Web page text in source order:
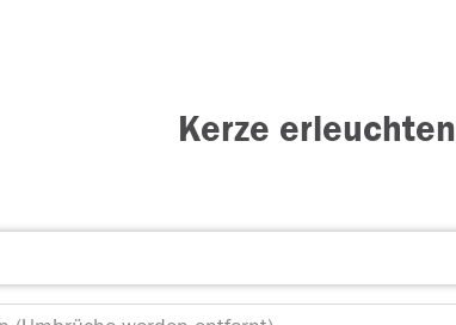
Kerze erleuchten